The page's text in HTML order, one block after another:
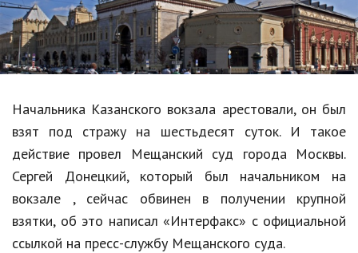
В мире
Культура
Авто, мото
Спорт
Знаменитости
Статьи
Обзоры
Начальника Казанского вокзала арестовали, он был
взят под стражу на шестьдесят суток. И такое
действие провел Мещанский суд города Москвы.
Сергей Донецкий, который был начальником на
вокзале , сейчас обвинен в получении крупной
взятки, об это написал «Интерфакс» с официальной
ссылкой на пресс-службу Мещанского суда.